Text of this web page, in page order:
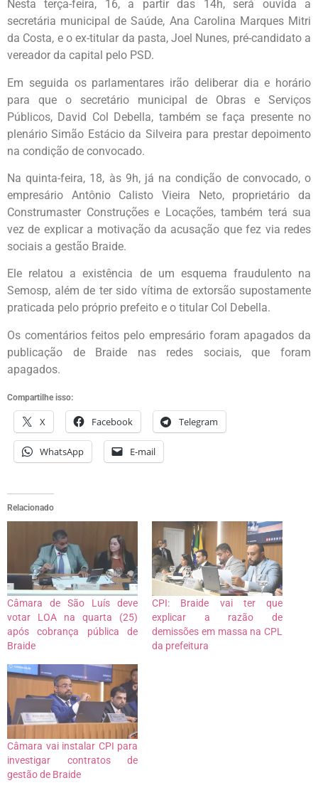
Nesta terça-feira, 16, a partir das 14h, será ouvida a
secretária municipal de Saúde, Ana Carolina Marques Mitri
da Costa, e o ex-titular da pasta, Joel Nunes, pré-candidato a
vereador da capital pelo PSD.
Em seguida os parlamentares irão deliberar dia e horário
para que o secretário municipal de Obras e Serviços
Públicos, David Col Debella, também se faça presente no
plenário Simão Estácio da Silveira para prestar depoimento
na condição de convocado.
Na quinta-feira, 18, às 9h, já na condição de convocado, o
empresário Antônio Calisto Vieira Neto, proprietário da
Construmaster Construções e Locações, também terá sua
vez de explicar a motivação da acusação que fez via redes
sociais a gestão Braide.
Ele relatou a existência de um esquema fraudulento na
Semosp, além de ter sido vítima de extorsão supostamente
praticada pelo próprio prefeito e o titular Col Debella.
Os comentários feitos pelo empresário foram apagados da
publicação de Braide nas redes sociais, que foram
apagados.
Compartilhe isso:
X Facebook Telegram
WhatsApp E-mail
Relacionado
Câmara de São Luís deve
votar LOA na quarta (25)
após cobrança pública de
Braide
CPI: Braide vai ter que
explicar a razão de
demissões em massa na CPL
da prefeitura
Câmara vai instalar CPI para
investigar contratos de
gestão de Braide